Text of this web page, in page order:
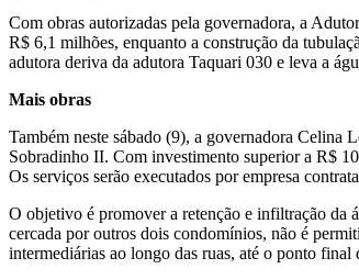
Com obras autorizadas pela governadora, a
R$ 6,1 milhões, enquanto a construção da
adutora deriva da adutora Taquari 030 e leva a
Mais obras
Também neste sábado (9), a governadora Celina
Sobradinho II. Com investimento superior a R$
Os serviços serão executados por empresa
O objetivo é promover a retenção e infiltração da
cercada por outros dois condomínios, não é
intermediárias ao longo das ruas, até o ponto final